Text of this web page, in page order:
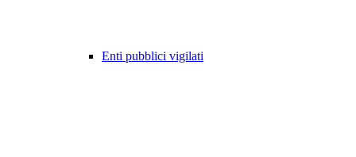
Enti pubblici vigilati